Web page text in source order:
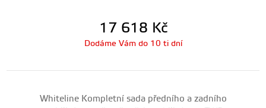
17 618 Kč
Dodáme Vám do 10 ti dní
Whiteline Kompletní sada předního a zadního